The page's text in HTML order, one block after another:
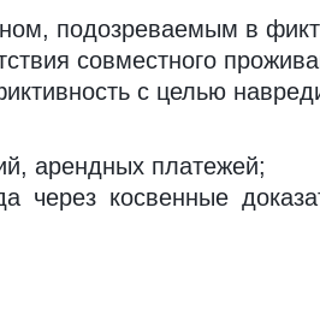
подозреваемым в
совместного
с целью
арендных платежей;
косвенные